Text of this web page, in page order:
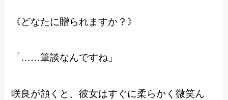
《どなたに贈られますか？》
「……筆談なんですね」
咲良が頷くと、彼女はすぐに柔らかく微笑ん